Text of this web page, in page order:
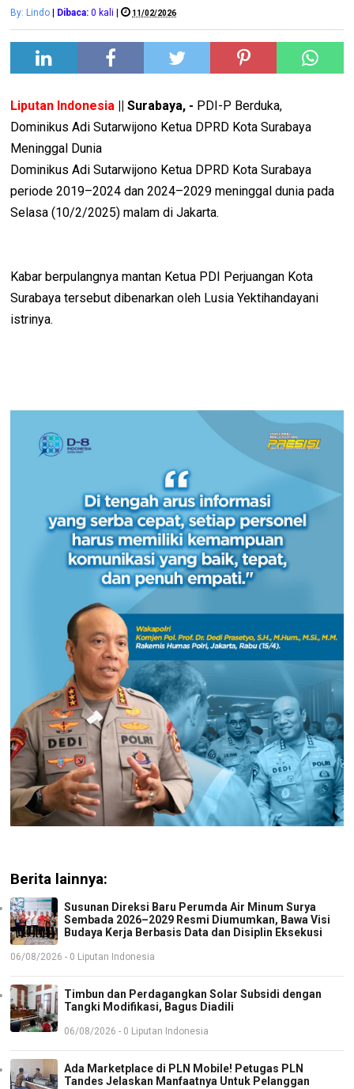
By: Lindo | Dibaca: 0 kali | 11/02/2026
Liputan Indonesia || Surabaya, - PDI-P Berduka,
Dominikus Adi Sutarwijono Ketua DPRD Kota Surabaya
Meninggal Dunia
Dominikus Adi Sutarwijono Ketua DPRD Kota Surabaya
periode 2019–2024 dan 2024–2029 meninggal dunia pada
Selasa (10/2/2025) malam di Jakarta.
Kabar berpulangnya mantan Ketua PDI Perjuangan Kota
Surabaya tersebut dibenarkan oleh Lusia Yektihandayani
istrinya.
Berita lainnya:
Susunan Direksi Baru Perumda Air Minum Surya
Sembada 2026–2029 Resmi Diumumkan, Bawa Visi
Budaya Kerja Berbasis Data dan Disiplin Eksekusi
06/08/2026 - 0 Liputan Indonesia
Timbun dan Perdagangkan Solar Subsidi dengan
Tangki Modifikasi, Bagus Diadili
06/08/2026 - 0 Liputan Indonesia
Ada Marketplace di PLN Mobile! Petugas PLN
Tandes Jelaskan Manfaatnya Untuk Pelanggan